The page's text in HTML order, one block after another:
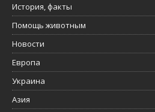
История, факты
Помощь животным
Новости
Европа
Украина
Азия